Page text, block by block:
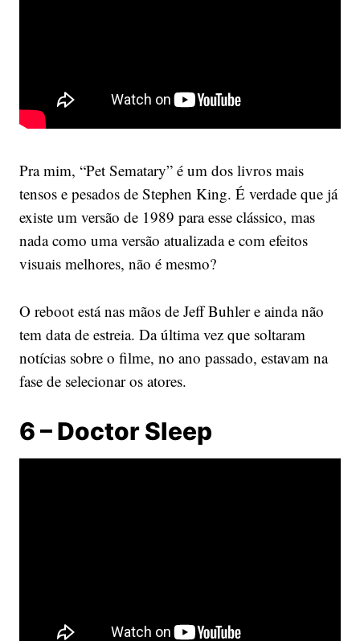
Pra mim, “Pet Sematary” é um dos livros mais
tensos e pesados de Stephen King. É verdade que já
existe um versão de 1989 para esse clássico, mas
nada como uma versão atualizada e com efeitos
visuais melhores, não é mesmo?
O reboot está nas mãos de Jeff Buhler e ainda não
tem data de estreia. Da última vez que soltaram
notícias sobre o filme, no ano passado, estavam na
fase de selecionar os atores.
6 – Doctor Sleep